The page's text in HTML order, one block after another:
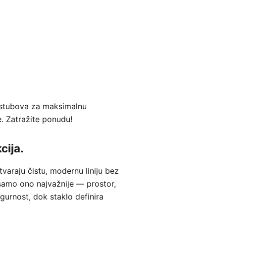
za maksimalnu
Zatražite ponudu!
čistu, modernu liniju bez
ono najvažnije — prostor,
dok staklo definira